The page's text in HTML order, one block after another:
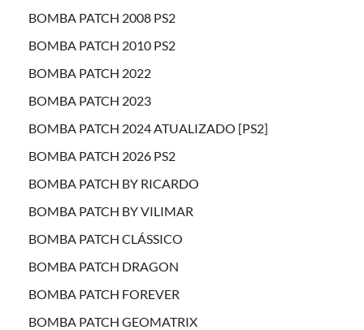
BOMBA PATCH 2008 PS2
BOMBA PATCH 2010 PS2
BOMBA PATCH 2022
BOMBA PATCH 2023
BOMBA PATCH 2024 ATUALIZADO [PS2]
BOMBA PATCH 2026 PS2
BOMBA PATCH BY RICARDO
BOMBA PATCH BY VILIMAR
BOMBA PATCH CLÁSSICO
BOMBA PATCH DRAGON
BOMBA PATCH FOREVER
BOMBA PATCH GEOMATRIX